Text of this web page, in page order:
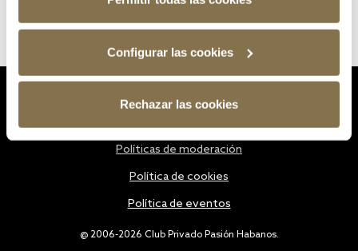
Configurar las cookies
Rechazar las cookies
@ 2006-2026 Club Privado Pasión Habanos.
Políticas de moderación
Política de cookies
Política de eventos